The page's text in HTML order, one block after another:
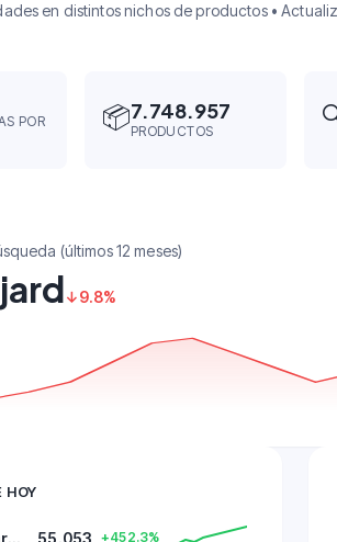
en distintos nichos de productos •
POR
📦7.748.957
PRODUCTOS
(últimos 12 meses)
↓9.8%
HOY
Pegatinas para fiestas 55.053 +452.3%